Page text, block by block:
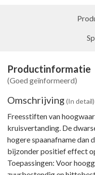
Productinformatie
(Goed geïnformeerd)
Omschrijving (In detail)
Freesstiften van
kruisvertanding. De
hogere spaanafname dan
bijzonder positief effect
Toepassingen: Voor